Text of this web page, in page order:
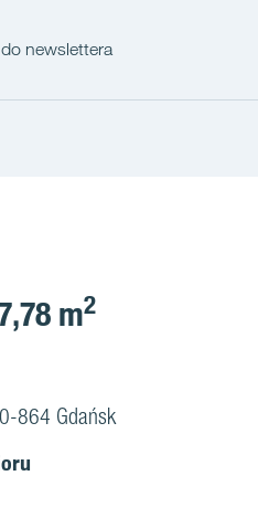
do newslettera
m2
864 Gdańsk